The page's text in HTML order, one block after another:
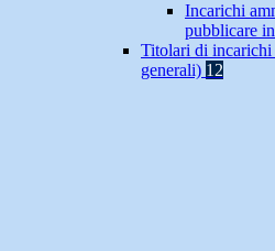
Incarichi
pubblicare
Titolari di
generali) 12